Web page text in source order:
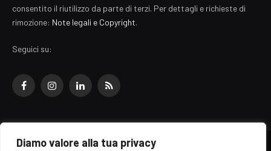
Diamo valore alla tua privacy
consentito il riutilizzo da parte di terzi. Per dettagli e richieste di
rimozione: Note legali e Copyright.
Seguici su:
FacebookInstagramLinkedInRSS